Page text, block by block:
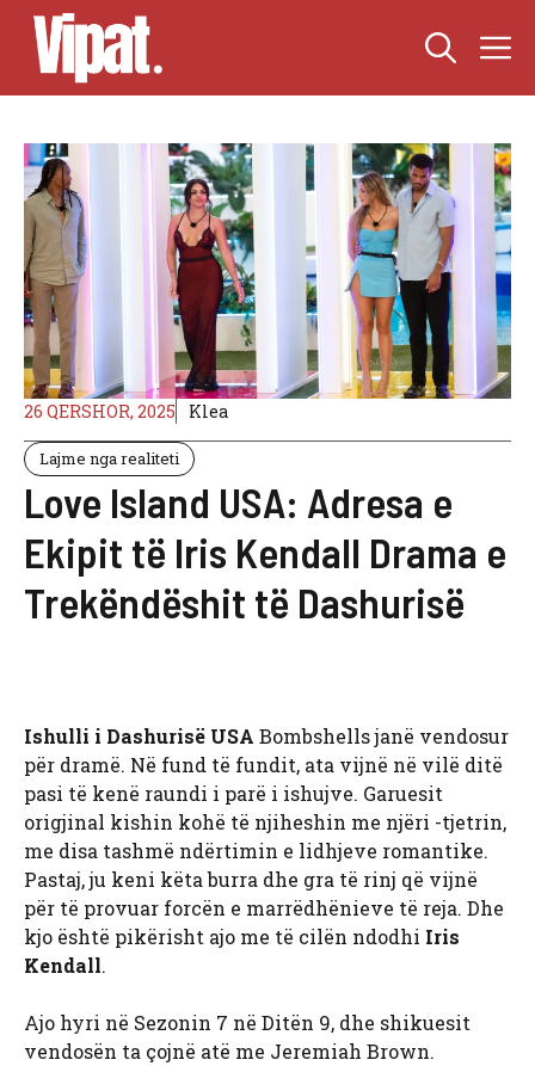
Skip
content
26 QERSHOR, 2025 Klea
Lajme nga realiteti
Love Island USA: Adresa e
Ekipit të Iris Kendall Drama e
Trekëndëshit të Dashurisë
Ishulli i Dashurisë USA Bombshells janë vendosur
për dramë. Në fund të fundit, ata vijnë në vilë ditë
pasi të kenë raundi i parë i ishujve. Garuesit
origjinal kishin kohë të njiheshin me njëri -tjetrin,
me disa tashmë ndërtimin e lidhjeve romantike.
Pastaj, ju keni këta burra dhe gra të rinj që vijnë
për të provuar forcën e marrëdhënieve të reja. Dhe
kjo është pikërisht ajo me të cilën ndodhi Iris
Kendall.
Ajo hyri në Sezonin 7 në Ditën 9, dhe shikuesit
vendosën ta çojnë atë me Jeremiah Brown.